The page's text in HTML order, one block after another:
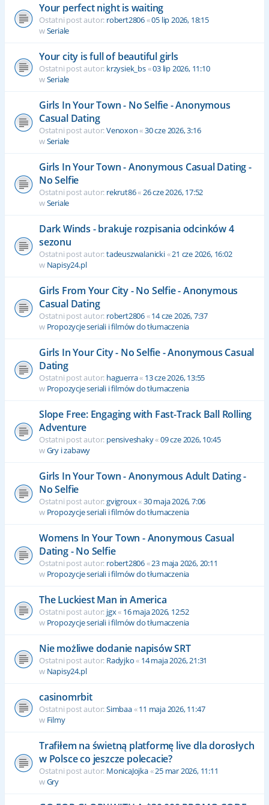
Your perfect night is waiting
Ostatni post autor: robert2806«05 lip 2026, 18:15
wSeriale
Your city is full of beautiful girls
Ostatni post autor: krzysiek_bs«03 lip 2026, 11:10
wSeriale
Girls In Your Town - No Selfie - Anonymous
Casual Dating
Ostatni post autor:Venoxon«30 cze 2026, 3:16
wSeriale
Girls In Your Town - Anonymous Casual Dating -
No Selfie
Ostatni post autor: rekrut86« 26 cze 2026, 17:52
wSeriale
Dark Winds - brakuje rozpisania odcinków 4
sezonu
Ostatni post autor:tadeuszwalanicki«21 cze 2026, 16:02
w Napisy24.pl
Girls From Your City - No Selfie - Anonymous
Casual Dating
Ostatni post autor: robert2806«14 cze 2026, 7:37
w Propozycje seriali i filmów do tłumaczenia
Girls In Your City - No Selfie - Anonymous Casual
Dating
Ostatni post autor: haguerra« 13 cze 2026, 13:55
w Propozycje seriali i filmów do tłumaczenia
Slope Free: Engaging with Fast-Track Ball Rolling
Adventure
Ostatni post autor: pensiveshaky«09 cze 2026, 10:45
wGry i zabawy
Girls In Your Town - Anonymous Adult Dating -
No Selfie
Ostatni post autor:gvigroux«30 maja 2026, 7:06
w Propozycje seriali i filmów do tłumaczenia
Womens In Your Town - Anonymous Casual
Dating - No Selfie
Ostatni post autor: robert2806«23 maja 2026, 20:11
w Propozycje seriali i filmów do tłumaczenia
The Luckiest Man in America
Ostatni post autor: jgx« 16 maja 2026, 12:52
w Propozycje seriali i filmów do tłumaczenia
Nie możliwe dodanie napisów SRT
Ostatni post autor: Radyjko« 14 maja 2026, 21:31
w Napisy24.pl
casinomrbit
Ostatni post autor:Simbaa«11 maja 2026, 11:47
w Filmy
Trafiłem na świetną platformę live dla dorosłych
w Polsce co jeszcze polecacie?
Ostatni post autor: MonicaJojka«25 mar 2026, 11:11
wGry